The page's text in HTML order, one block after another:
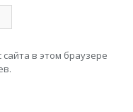
в этом браузере